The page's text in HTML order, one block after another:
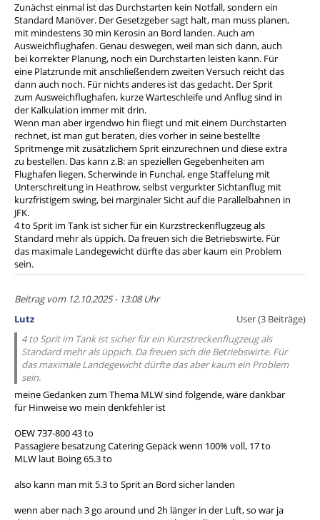
Zunächst einmal ist das Durchstarten kein Notfall, sondern ein
Standard Manöver. Der Gesetzgeber sagt halt, man muss planen,
mit mindestens 30 min Kerosin an Bord landen. Auch am
Ausweichflughafen. Genau deswegen, weil man sich dann, auch
bei korrekter Planung, noch ein Durchstarten leisten kann. Für
eine Platzrunde mit anschließendem zweiten Versuch reicht das
dann auch noch. Für nichts anderes ist das gedacht. Der Sprit
zum Ausweichflughafen, kurze Warteschleife und Anflug sind in
der Kalkulation immer mit drin.
Wenn man aber irgendwo hin fliegt und mit einem Durchstarten
rechnet, ist man gut beraten, dies vorher in seine bestellte
Spritmenge mit zusätzlichem Sprit einzurechnen und diese extra
zu bestellen. Das kann z.B: an speziellen Gegebenheiten am
Flughafen liegen. Scherwinde in Funchal, enge Staffelung mit
Unterschreitung in Heathrow, selbst vergurkter Sichtanflug mit
kurzfristigem swing, bei marginaler Sicht auf die Parallelbahnen in
JFK.
4 to Sprit im Tank ist sicher für ein Kurzstreckenflugzeug als
Standard mehr als üppich. Da freuen sich die Betriebswirte. Für
das maximale Landegewicht dürfte das aber kaum ein Problem
sein.
Beitrag vom 12.10.2025 - 13:08 Uhr
Lutz
User (3 Beiträge)
4 to Sprit im Tank ist sicher für ein Kurzstreckenflugzeug als
Standard mehr als üppich. Da freuen sich die Betriebswirte. Für
das maximale Landegewicht dürfte das aber kaum ein Problem
sein.
meine Gedanken zum Thema MLW sind folgende, wäre dankbar
für Hinweise wo mein denkfehler ist
OEW 737-800 43 to
Passagiere besatzung Catering Gepäck wenn 100% voll, 17 to
MLW laut Boing 65.3 to
also kann man mit 5.3 to Sprit an Bord sicher landen
wenn aber nach 3 go around und 2h länger in der Luft, so war ja